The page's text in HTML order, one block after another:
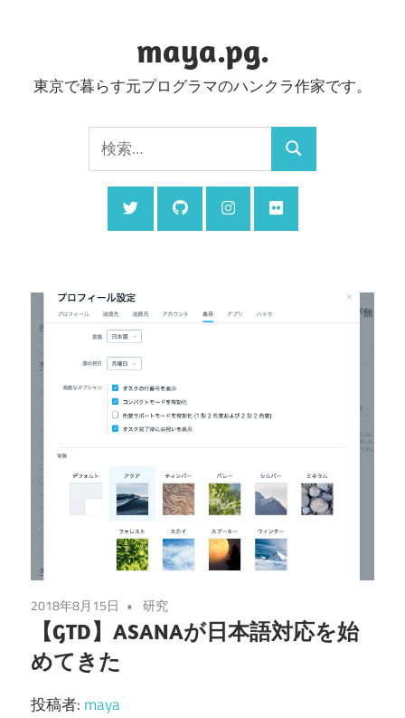
ン
maya.pg.
東京で暮らす元プログラマのハンクラ作家です。
索:
検
索
2018年8月15日 研究
【GTD】ASANAが日本語対応を始
めてきた
投稿者: maya